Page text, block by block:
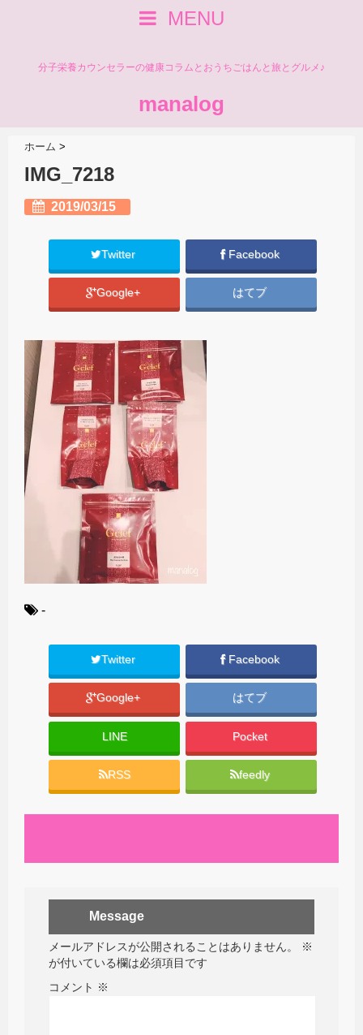
MENU
分子栄養カウンセラーの健康コラムとおうちごはんと旅とグルメ♪
manalog
ホーム >
IMG_7218
2019/03/15
Twitter Facebook
Google+ はてブ
-
Twitter Facebook
Google+ はてブ
LINE Pocket
RSS feedly
Message
メールアドレスが公開されることはありません。
※
が付いている欄は必須項目です
コメント ※